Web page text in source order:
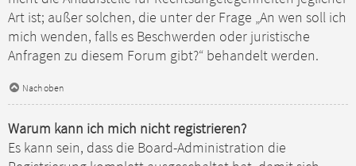
Art ist; außer solchen, die unter der Frage „An wen soll ich
mich wenden, falls es Beschwerden oder juristische
Anfragen zu diesem Forum gibt?“ behandelt werden.
Nach oben
Warum kann ich mich nicht registrieren?
Es kann sein, dass die Board-Administration die